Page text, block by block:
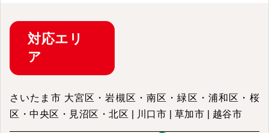
対応エリ
ア
さいたま市 大宮区・岩槻区・南区・緑区・浦和区・桜
区・中央区・見沼区・北区 | 川口市 | 草加市 | 越谷市